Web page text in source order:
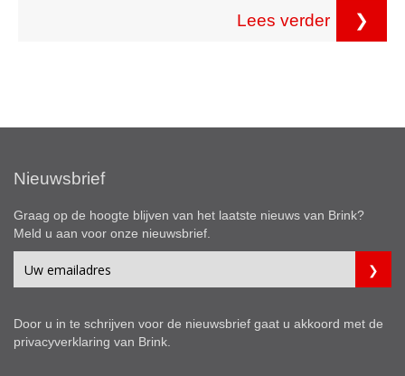
Lees verder ❯
Nieuwsbrief
Graag op de hoogte blijven van het laatste nieuws van Brink?
Meld u aan voor onze nieuwsbrief.
Door u in te schrijven voor de nieuwsbrief gaat u akkoord met de
privacyverklaring van Brink.